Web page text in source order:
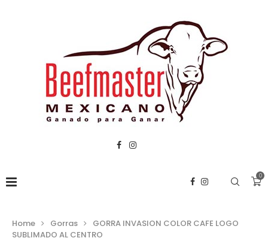
0
Home Gorras
GORRA INVASION COLOR CAFE LOGO
SUBLIMADO AL CENTRO